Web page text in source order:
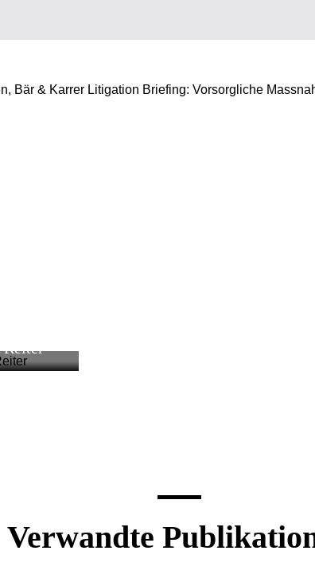
Bär & Karrer Litigation Briefing: Vorsorgliche
Reiter
Verwandte